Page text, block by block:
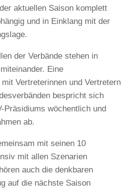
aktuellen Saison komplett
und in Einklang mit der
der Verbände stehen in
Eine
Vertreterinnen und Vertretern
bespricht sich
Präsidiums wöchentlich und
ab.
mit seinen 10
mit allen Szenarien
auch die denkbaren
auf die nächste Saison